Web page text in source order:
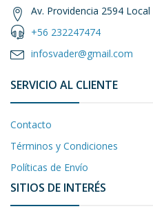
Av. Providencia 2594
+56 232247474
infosvader@gmail.com
SERVICIO AL CLIENTE
Contacto
Términos y Condiciones
Políticas de Envío
SITIOS DE INTERÉS